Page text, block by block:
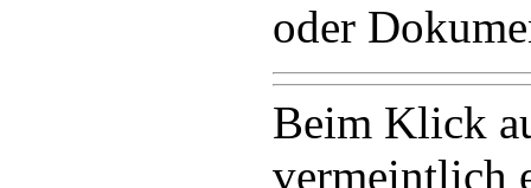
oder
Beim Klick
vermeintlich